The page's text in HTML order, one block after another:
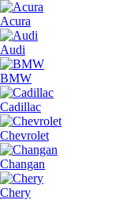
Acura
Audi
BMW
Cadillac
Chevrolet
Changan
Chery